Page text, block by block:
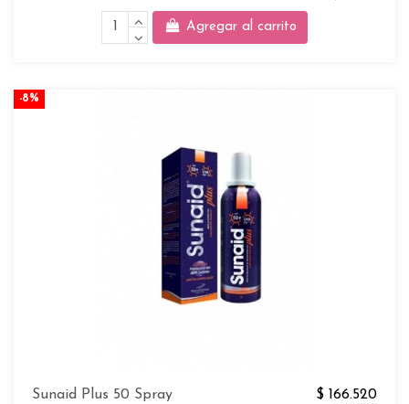
Agregar al carrito
-8%
Sunaid Plus 50 Spray $ 166.520